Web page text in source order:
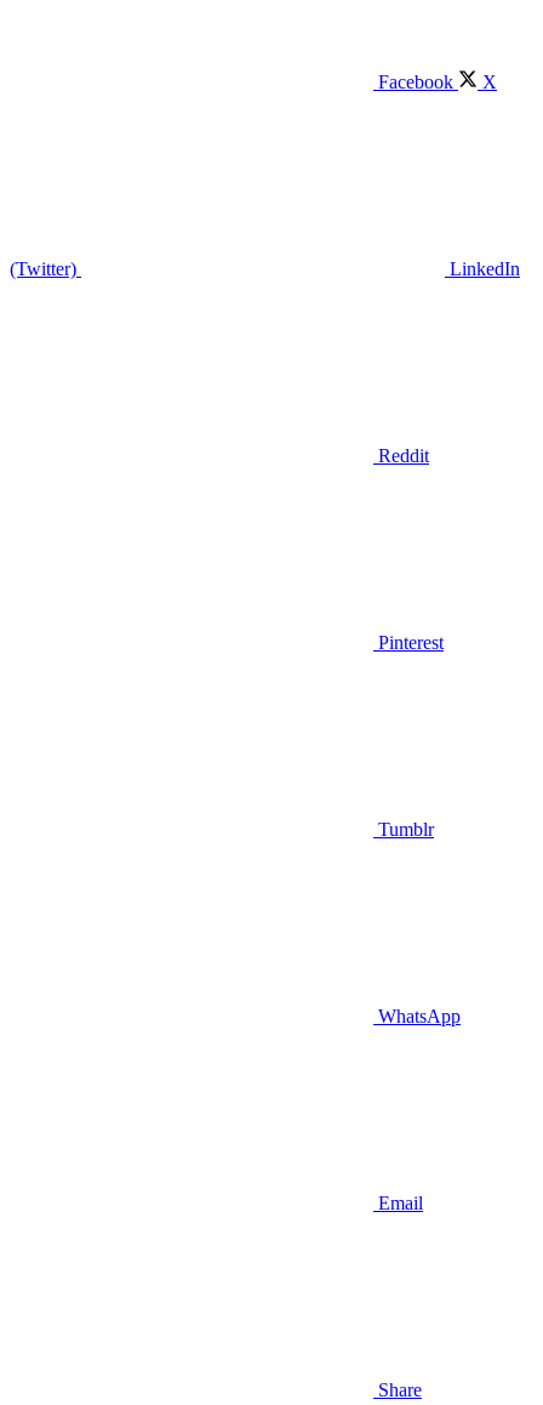
Facebook X
(Twitter) LinkedIn
Reddit
Pinterest
Tumblr
WhatsApp
Email
Share